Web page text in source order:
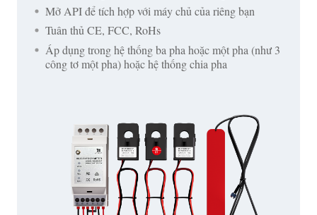
Mở API để tích hợp với máy chủ của riêng bạn
Tuân thủ CE, FCC, RoHs
Áp dụng trong hệ thống ba pha hoặc một pha (như 3
công tơ một pha) hoặc hệ thống chia pha